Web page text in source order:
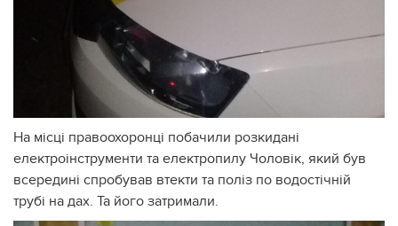
На місці правоохоронці побачили розкидані
електроінструменти та електропилу Чоловік, який був
всередині спробував втекти та поліз по водостічній
трубі на дах. Та його затримали.